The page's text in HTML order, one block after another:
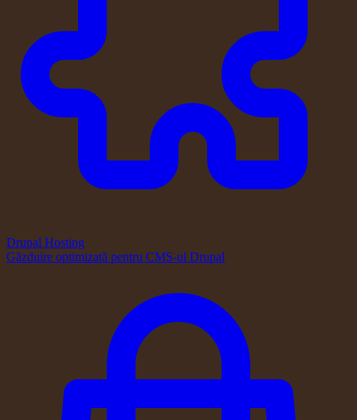
Drupal Hosting
Găzduire optimizată pentru CMS-ul Drupal